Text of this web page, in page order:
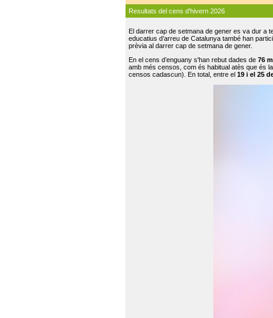
Resultats del cens d'hivern 2026
El darrer cap de setmana de gener es va dur a
educatius d’arreu de Catalunya també han
prèvia al darrer cap de setmana de gener.
En el cens d’enguany s'han rebut dades de 76
amb més censos, com és habitual atès que és
censos cadascun). En total, entre el 19 i el 25